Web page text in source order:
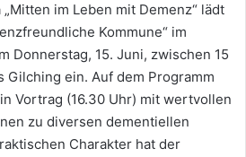
im Leben mit Demenz“ lädt
Kommune“ im
Donnerstag, 15. Juni, zwischen 15
Gilching ein. Auf dem Programm
Vortrag (16.30 Uhr) mit wertvollen
zu diversen dementiellen
Charakter hat der